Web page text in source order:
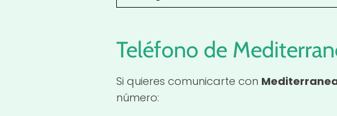
Teléfono de
Si quieres comunicarte con
número: